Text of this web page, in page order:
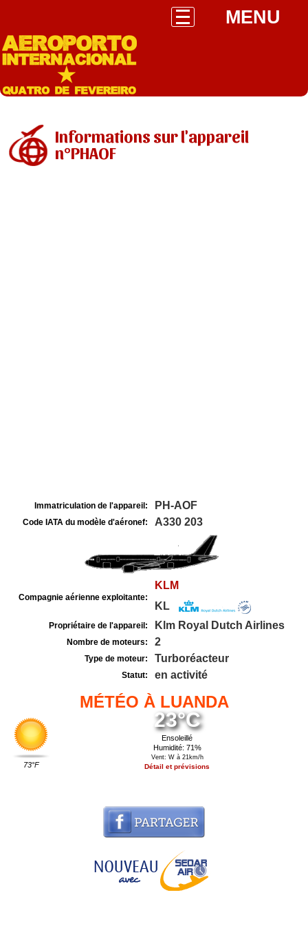
MENU
Informations sur l'appareil
n°PHAOF
Immatriculation de l'appareil: PH-AOF
Code IATA du modèle d'aéronef: A330 203
Compagnie aérienne exploitante:
KLM
KL
Propriétaire de l'appareil: Klm Royal Dutch Airlines
Nombre de moteurs: 2
Type de moteur: Turboréacteur
Statut: en activité
MÉTÉO À LUANDA
73°F
23°C
Ensoleillé
Humidité: 71%
Vent: W à 21km/h
Détail et prévisions